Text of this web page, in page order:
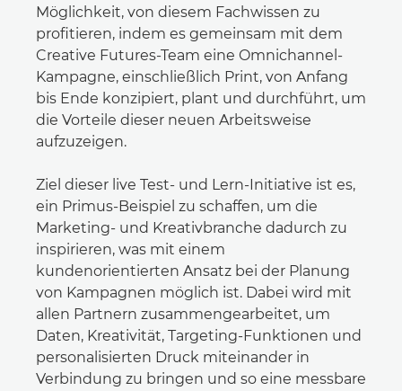
Möglichkeit, von diesem Fachwissen zu
profitieren, indem es gemeinsam mit dem
Creative Futures-Team eine Omnichannel-
Kampagne, einschließlich Print, von Anfang
bis Ende konzipiert, plant und durchführt, um
die Vorteile dieser neuen Arbeitsweise
aufzuzeigen.
Ziel dieser live Test- und Lern-Initiative ist es,
ein Primus-Beispiel zu schaffen, um die
Marketing- und Kreativbranche dadurch zu
inspirieren, was mit einem
kundenorientierten Ansatz bei der Planung
von Kampagnen möglich ist. Dabei wird mit
allen Partnern zusammengearbeitet, um
Daten, Kreativität, Targeting-Funktionen und
personalisierten Druck miteinander in
Verbindung zu bringen und so eine messbare